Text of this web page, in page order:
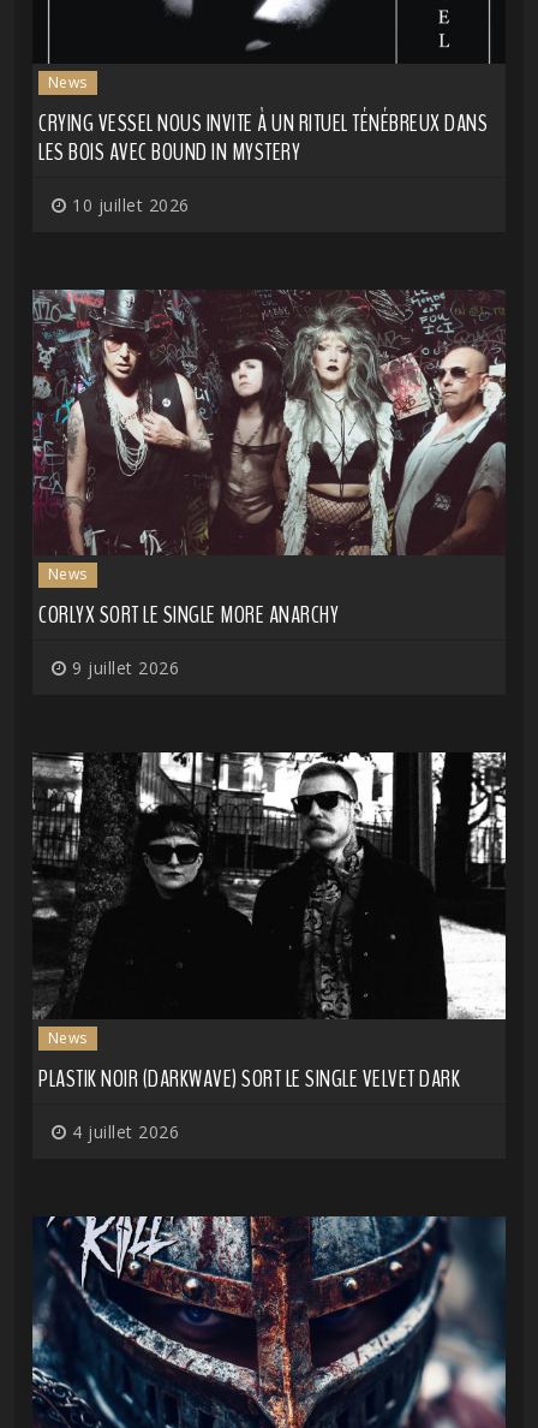
News
CRYING VESSEL NOUS INVITE À UN RITUEL TÉNÉBREUX DANS
LES BOIS AVEC BOUND IN MYSTERY
10 juillet 2026
News
CORLYX SORT LE SINGLE MORE ANARCHY
9 juillet 2026
News
PLASTIK NOIR (DARKWAVE) SORT LE SINGLE VELVET DARK
4 juillet 2026